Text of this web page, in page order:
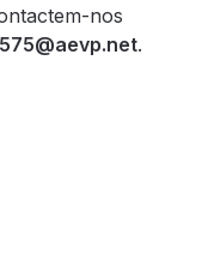
nos
.